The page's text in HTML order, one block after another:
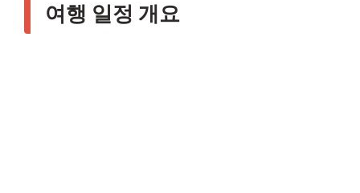
여행 일정 개요